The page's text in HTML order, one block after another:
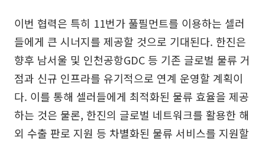
이번 협력은 특히 11번가 풀필먼트를 이용하는 셀러
들에게 큰 시너지를 제공할 것으로 기대된다. 한진은
향후 남서울 및 인천공항GDC 등 기존 글로벌 물류 거
점과 신규 인프라를 유기적으로 연계 운영할 계획이
다. 이를 통해 셀러들에게 최적화된 물류 효율을 제공
하는 것은 물론, 한진의 글로벌 네트워크를 활용한 해
외 수출 판로 지원 등 차별화된 물류 서비스를 지원할